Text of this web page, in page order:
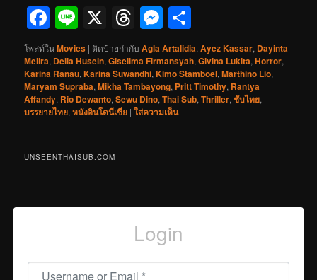
Facebook
Line
X Threads
Messenger
โพสท์ในMovies | ติดป้ายกำกับ Agla Artalidia,Ayez Kassar, Dayinta
Melira, Delia Husein,Gisellma Firmansyah,Givina Lukita,Horror,
Karina Ranau,Karina Suwandhi,Kimo Stamboel,Marthino Lio,
Maryam Supraba,Mikha Tambayong, Pritt Timothy, Rantya
Affandy, Rio Dewanto,Sewu Dino,Thai Sub,Thriller,ซับไทย,
บรรยายไทย,หนังอินโดนีเซีย |ใส่ความเห็น
UNSEENTHAISUB.COM
Login
Username or Email